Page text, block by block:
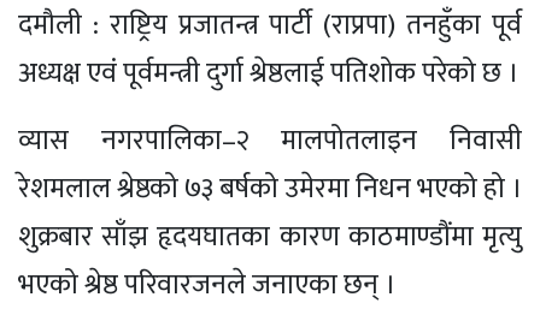
दमौली : राष्ट्रिय प्रजातन्त्र पार्टी (राप्रपा) तनहुँका पूर्व
अध्यक्ष एवं पूर्वमन्त्री दुर्गा श्रेष्ठलाई पतिशोक परेको छ ।
व्यास नगरपालिका–२ मालपोतलाइन निवासी
रेशमलाल श्रेष्ठको ७३ बर्षको उमेरमा निधन भएको हो ।
शुक्रबार साँझ हृदयघातका कारण काठमाण्डौंमा मृत्यु
भएको श्रेष्ठ परिवारजनले जनाएका छन् ।